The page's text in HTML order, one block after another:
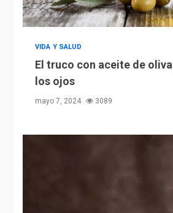
VIDA Y SALUD
El truco con aceite de
los ojos
mayo 7, 2024 3089